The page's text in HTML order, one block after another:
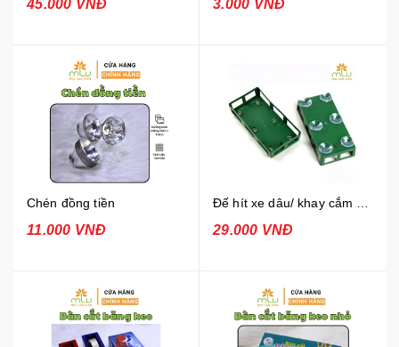
45.000 VNĐ 3.000 VNĐ
Chén đồng tiền
11.000 VNĐ 29.000 VNĐ